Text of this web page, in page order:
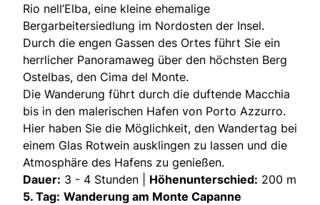
Rio nell’Elba, eine kleine ehemalige
Bergarbeitersiedlung im Nordosten der Insel.
Durch die engen Gassen des Ortes führt Sie ein
herrlicher Panoramaweg über den höchsten Berg
Ostelbas, den Cima del Monte.
Die Wanderung führt durch die duftende Macchia
bis in den malerischen Hafen von Porto Azzurro.
Hier haben Sie die Möglichkeit, den Wandertag bei
einem Glas Rotwein ausklingen zu lassen und die
Atmosphäre des Hafens zu genießen.
Dauer: 3 - 4 Stunden | Höhenunterschied: 200 m
5. Tag: Wanderung am Monte Capanne